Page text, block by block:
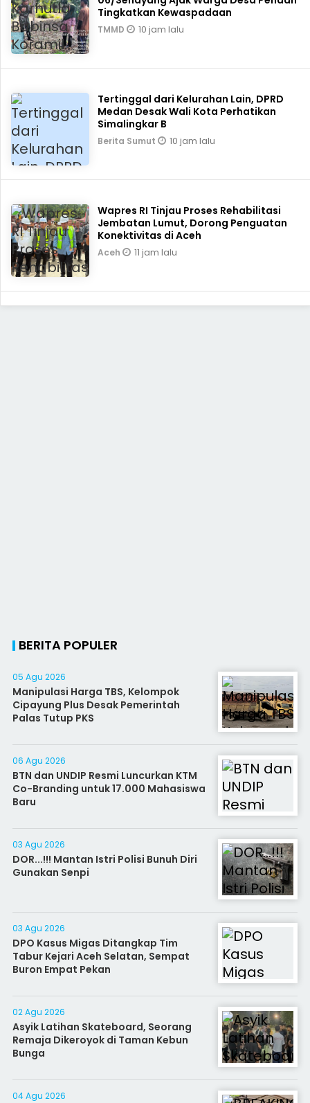
Tingkatkan Kewaspadaan
TMMD 10 jam lalu
Tertinggal dari Kelurahan Lain, DPRD
Medan Desak Wali Kota Perhatikan
Simalingkar B
Berita Sumut 10 jam lalu
Wapres RI Tinjau Proses Rehabilitasi
Jembatan Lumut, Dorong Penguatan
Konektivitas di Aceh
Aceh 11 jam lalu
BERITA POPULER
05 Agu 2026
Manipulasi Harga TBS, Kelompok
Cipayung Plus Desak Pemerintah
Palas Tutup PKS
06 Agu 2026
BTN dan UNDIP Resmi Luncurkan KTM
Co-Branding untuk 17.000 Mahasiswa
Baru
03 Agu 2026
DOR...!!! Mantan Istri Polisi Bunuh Diri
Gunakan Senpi
03 Agu 2026
DPO Kasus Migas Ditangkap Tim
Tabur Kejari Aceh Selatan, Sempat
Buron Empat Pekan
02 Agu 2026
Asyik Latihan Skateboard, Seorang
Remaja Dikeroyok di Taman Kebun
Bunga
04 Agu 2026